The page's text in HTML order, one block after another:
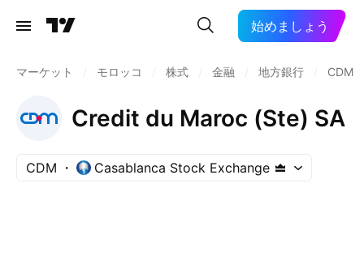
始めましょう
マーケット モロッコ 株式 金融 地方銀行 CDM
Credit du Maroc (Ste) SA
CDM Casablanca Stock Exchange